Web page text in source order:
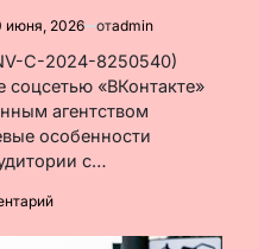
июня, 2026 отadmin
C-2024-8250540)
соцсетью «ВКонтакте»
агентством
особенности
с…
к
мотивирует